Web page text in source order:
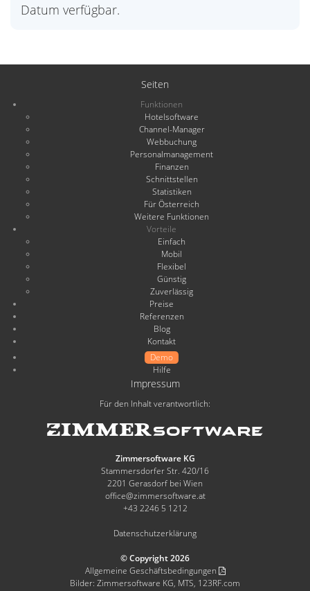
Datum verfügbar.
Seiten
Funktionen
Hotelsoftware
Channel-Manager
Webbuchung
Personalmanagement
Finanzen
Schnittstellen
Statistiken
Für Österreich
Weitere Funktionen
Vorteile
Einfach
Mobil
Flexibel
Günstig
Zuverlässig
Preise
Referenzen
Blog
Kontakt
Demo
Hilfe
Impressum
Für den Inhalt verantwortlich:
Zimmersoftware KG
Stammersdorfer Str. 420/16
2201 Gerasdorf bei Wien
office@zimmersoftware.at
+43 2246 5 1212
Datenschutzerklärung
© Copyright 2026
Allgemeine Geschäftsbedingungen
Bilder: Zimmersoftware KG, MTS, 123RF.com